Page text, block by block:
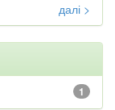
далі >
1